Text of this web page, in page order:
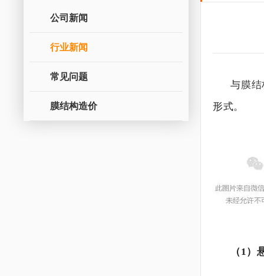
公司新闻
行业新闻
常见问题
膜结构造价
与膜结
形式。
（1）